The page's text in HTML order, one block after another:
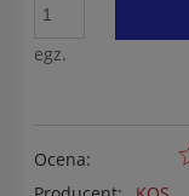
egz.
Ocena: